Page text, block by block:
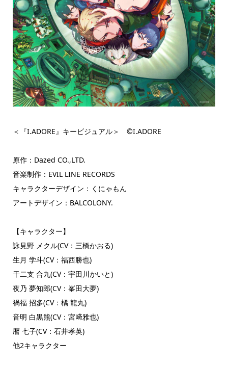
＜『I.ADORE』キービジュアル＞ ©︎I.ADORE
原作：Dazed CO.,LTD.
音楽制作：EVIL LINE RECORDS
キャラクターデザイン：くにゃもん
アートデザイン：BALCOLONY.
【キャラクター】
詠見野 メクル(CV：三橋かおる)
生月 学斗(CV：福西勝也)
干二支 合九(CV：宇田川かいと)
夜乃 夢知郎(CV：峯田大夢)
禍福 招多(CV：橘 龍丸)
音明 白黒熊(CV：宮﨑雅也)
暦 七子(CV：石井孝英)
他2キャラクター